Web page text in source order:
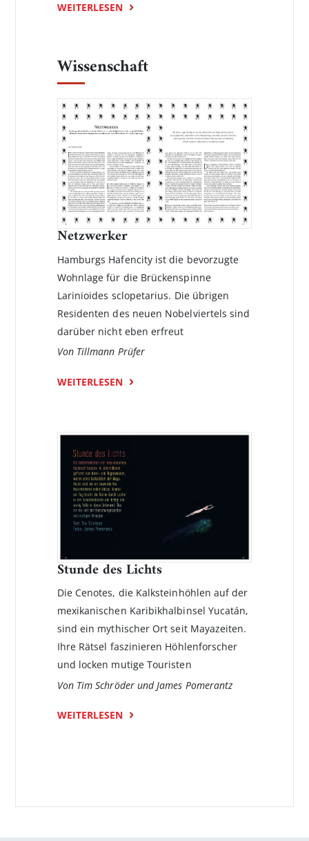
WEITERLESEN
Wissenschaft
Netzwerker
Hamburgs Hafencity ist die bevorzugte
Wohnlage für die Brückenspinne
Larinioides sclopetarius. Die übrigen
Residenten des neuen Nobel­viertels sind
darüber nicht eben erfreut
Von Tillmann Prüfer
WEITERLESEN
Stunde des Lichts
Die Cenotes, die Kalksteinhöhlen auf der
mexikanischen Karibik­halbinsel Yucatán,
sind ein mythischer Ort seit Mayazeiten.
Ihre Rätsel faszinieren Höhlenforscher
und locken mutige Touristen
Von Tim Schröder und James Pomerantz
WEITERLESEN